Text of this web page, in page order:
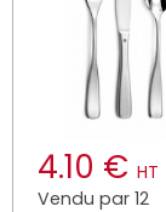
4.10 € HT
Vendu par 12